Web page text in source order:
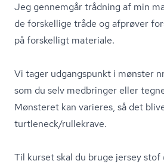
Jeg gennemgår trådning af min
de forskellige tråde og afprøver
på forskelligt materiale.
Vi tager udgangspunkt i mønster
som du selv medbringer eller
Mønsteret kan varieres, så det
turtleneck/rullekrave.
Til kurset skal du bruge jersey stof